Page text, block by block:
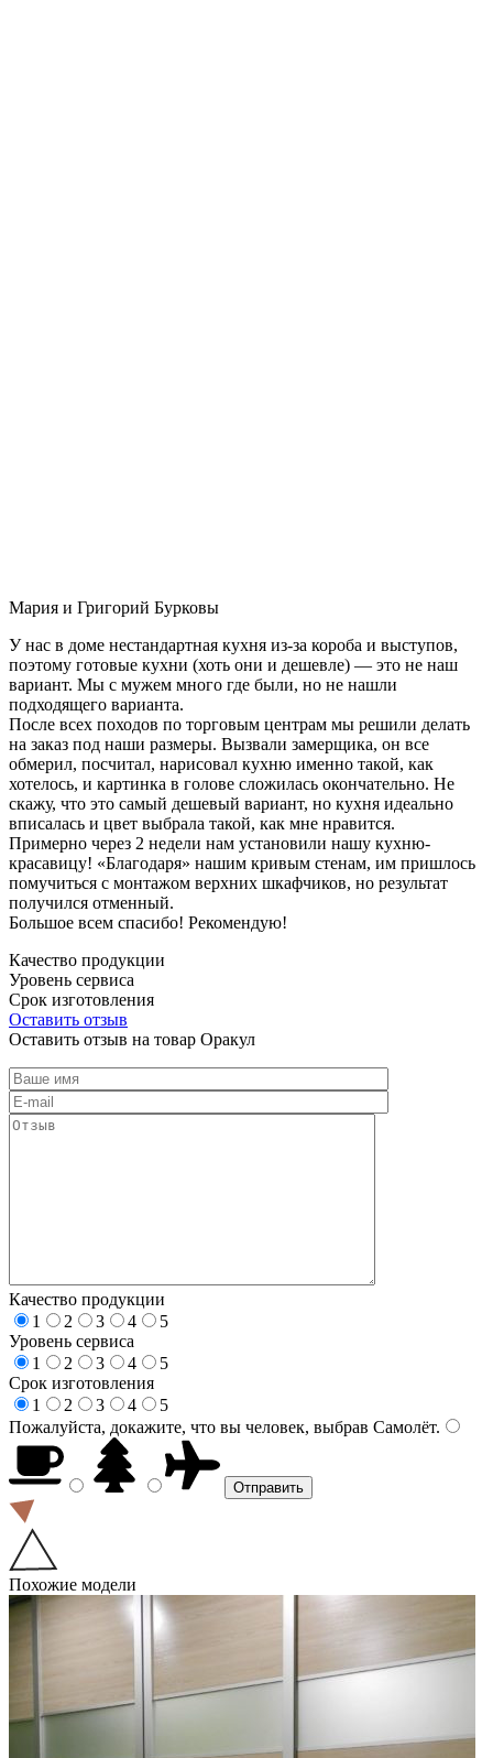
Мария и Григорий Бурковы
У нас в доме нестандартная кухня из-за короба и выступов,
поэтому готовые кухни (хоть они и дешевле) — это не наш
вариант. Мы с мужем много где были, но не нашли
подходящего варианта.
После всех походов по торговым центрам мы решили делать
на заказ под наши размеры. Вызвали замерщика, он все
обмерил, посчитал, нарисовал кухню именно такой, как
хотелось, и картинка в голове сложилась окончательно. Не
скажу, что это самый дешевый вариант, но кухня идеально
вписалась и цвет выбрала такой, как мне нравится.
Примерно через 2 недели нам установили нашу кухню-
красавицу! «Благодаря» нашим кривым стенам, им пришлось
помучиться с монтажом верхних шкафчиков, но результат
получился отменный.
Большое всем спасибо! Рекомендую!
Качество продукции
Уровень сервиса
Срок изготовления
Оставить отзыв
Оставить отзыв на товар Оракул
Качество продукции
1
2 3 4
5
Уровень сервиса
1
2 3 4
5
Срок изготовления
1
2 3 4
5
Пожалуйста, докажите, что вы человек, выбрав Самолёт.
Похожие модели